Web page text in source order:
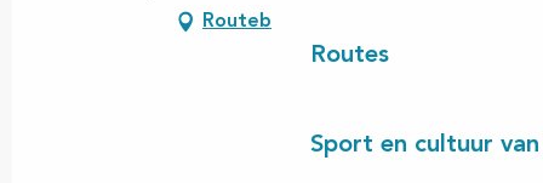
Routes
Sport en cultuur
Routebeschrijving